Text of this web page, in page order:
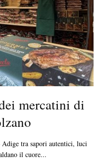
mercatini di
tra sapori autentici, luci
il cuore...